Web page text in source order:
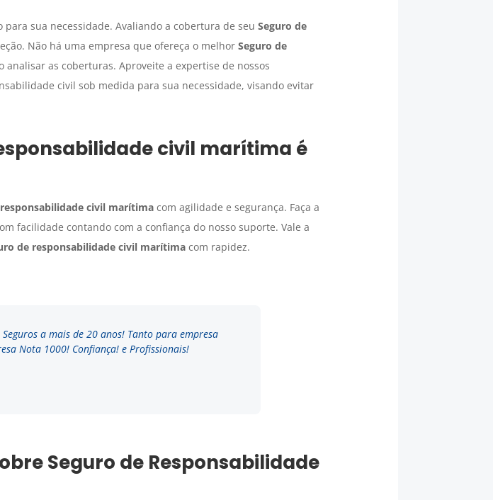
sua necessidade. Avaliando a cobertura de seu Seguro de
Não há uma empresa que ofereça o melhor Seguro de
analisar as coberturas. Aproveite a expertise de nossos
civil sob medida para sua necessidade, visando evitar
civil marítima é
civil marítimacom agilidade e segurança. Faça a
facilidade contando com a confiança do nosso suporte. Vale a
de responsabilidade civil marítimacom rapidez.
a mais de 20 anos! Tanto para empresa
Nota 1000! Confiança! e Profissionais!
Seguro de Responsabilidade